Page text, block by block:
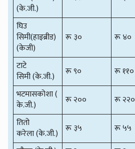
(के.जी.)
घिउ
सिमी(हाइब्रीड)
(केजी)
रू ३० रू ४०
टाटे
सिमी (के.जी.)
रू ९० रू ११०
भटमासकोशा (
के.जी.)
रू २०० रू २२०
तितो
करेला (के.जी.) रू ३५ रू ५५